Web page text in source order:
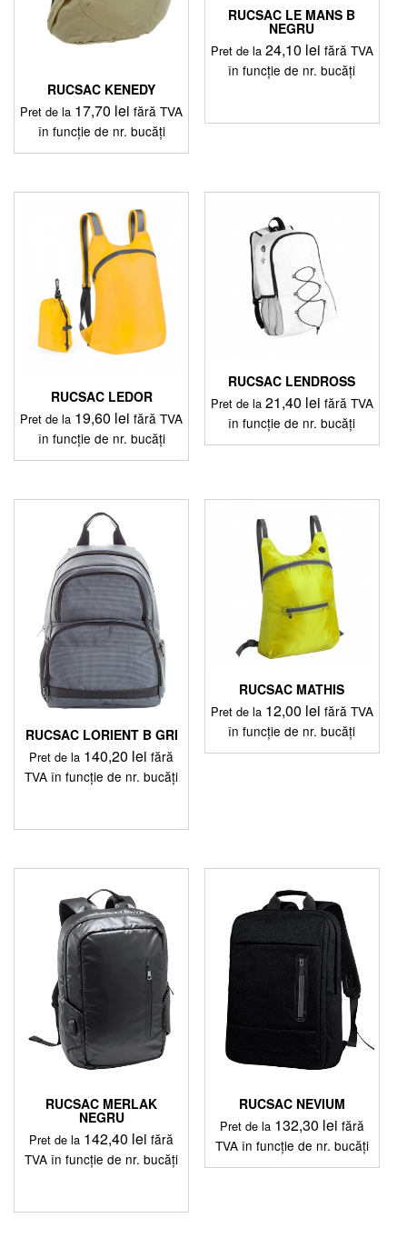
RUCSAC KENEDY
Pret de la 17,70 lei fără TVA
în funcție de nr. bucăți
Acest
are
multe
variații.
Opțiunile
alese
în
pagina
RUCSAC LE MANS B
NEGRU
Pret de la 24,10 lei fără TVA
în funcție de nr. bucăți
RUCSAC LEDOR
Pret de la 19,60 lei fără TVA
în funcție de nr. bucăți
Acest
are
mai
multe
variații.
Opțiunile
pot
alese
în
pagina
produsului.
RUCSAC LENDROSS
Pret de la 21,40 lei fără TVA
în funcție de nr. bucăți
Acest
mai
multe
variații.
Opțiunile
pot
fi
alese
în
pagina
RUCSAC LORIENT B GRI
Pret de la 140,20 lei fără
TVA în funcție de nr. bucăți
RUCSAC MATHIS
Pret de la 12,00 lei fără TVA
în funcție de nr. bucăți
Acest
Opțiunile
fi
alese
pagina
produsului.
RUCSAC MERLAK
NEGRU
Pret de la 142,40 lei fără
TVA în funcție de nr. bucăți
RUCSAC NEVIUM
Pret de la 132,30 lei fără
TVA în funcție de nr. bucăți
Acest